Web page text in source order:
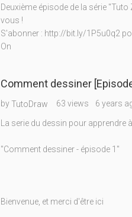
Deuxième épisode de la série
vous !
S'abonner : http://bit.ly/1P5u0q2
On
Comment dessiner
byTutoDraw 63 views 6 years
La serie du dessin pour apprendre
"Comment dessiner - épisode 1"
Bienvenue, et merci d'être ici